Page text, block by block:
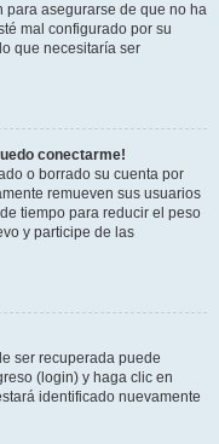
para asegurarse de que no ha
mal configurado por su
que necesitaría ser
conectarme!
o borrado su cuenta por
remueven sus usuarios
tiempo para reducir el peso
y participe de las
ser recuperada puede
(login) y haga clic en
identificado nuevamente